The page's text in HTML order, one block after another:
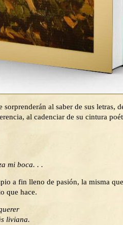
sorprenderán al saber de sus letras,
al cadenciar de su cintura
mi boca. . .
a fin lleno de pasión, la misma
que hace.
liviana.